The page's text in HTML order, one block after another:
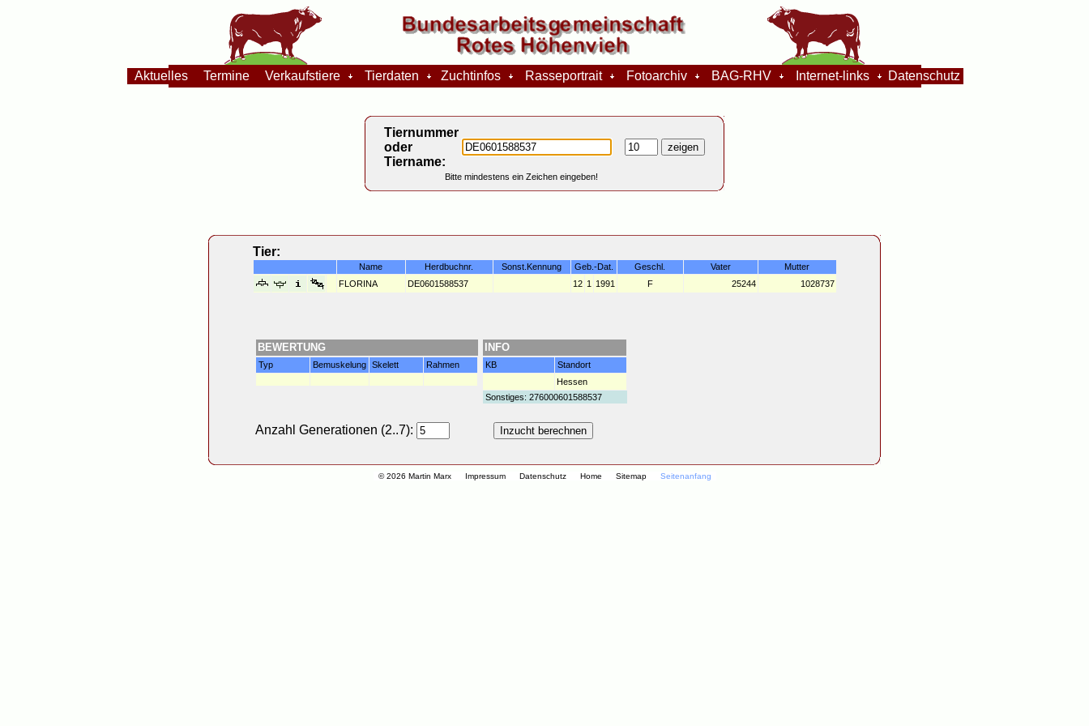
© 2026 Martin Marx Impressum Datenschutz Home Sitemap Seitenanfang
Aktuelles Termine Verkaufstiere Tierdaten Zuchtinfos Rasseportrait Fotoarchiv BAG-RHV Internet-links Datenschutz
Tiernummer
oder
Tiername:
Bitte mindestens ein Zeichen eingeben!
Tier:
Name Herdbuchnr. Sonst.Kennung Geb.-Dat. Geschl. Vater
Mutter
FLORINA
DE0601588537 12 1 1991 F 25244 1028737
BEWERTUNG
Typ Bemuskelung Skelett Rahmen
INFO
KB
Standort
Hessen
Sonstiges: 276000601588537
Anzahl Generationen (2..7):